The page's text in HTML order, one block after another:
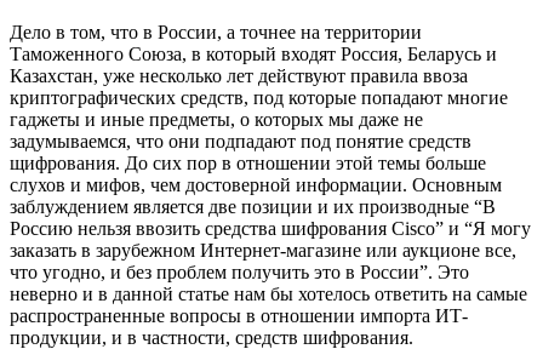
Дело в том, что в России, а точнее на территории
Таможенного Союза, в который входят Россия, Беларусь и
Казахстан, уже несколько лет действуют правила ввоза
криптографических средств, под которые попадают многие
гаджеты и иные предметы, о которых мы даже не
задумываемся, что они подпадают под понятие средств
щифрования. До сих пор в отношении этой темы больше
слухов и мифов, чем достоверной информации. Основным
заблуждением является две позиции и их производные “В
Россию нельзя ввозить средства шифрования Cisco” и “Я могу
заказать в зарубежном Интернет-магазине или аукционе все,
что угодно, и без проблем получить это в России”. Это
неверно и в данной статье нам бы хотелось ответить на самые
распространенные вопросы в отношении импорта ИТ-
продукции, и в частности, средств шифрования.